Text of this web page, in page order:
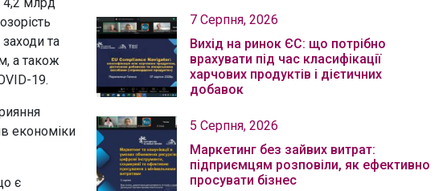
та
а також
19.
економіки
є
7 Серпня, 2026
Вихід на ринок ЄС: що потрібно
врахувати під час класифікації
харчових продуктів і дієтичних
добавок
5 Серпня, 2026
Маркетинг без зайвих витрат:
підприємцям розповіли, як ефективно
просувати бізнес